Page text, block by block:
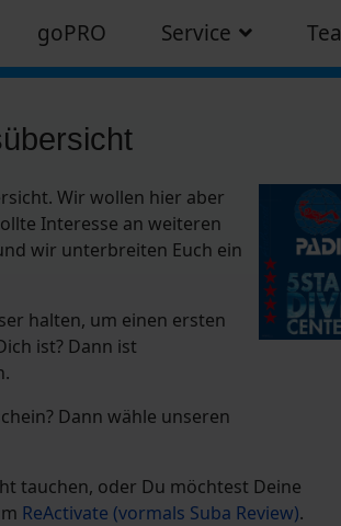
goPRO Service
Wir wollen hier aber
Interesse an weiteren
wir unterbreiten Euch ein
halten, um einen ersten
ist? Dann ist
Dann wähle unseren
tauchen, oder Du möchtest Deine
ReActivate (vormals Suba Review).